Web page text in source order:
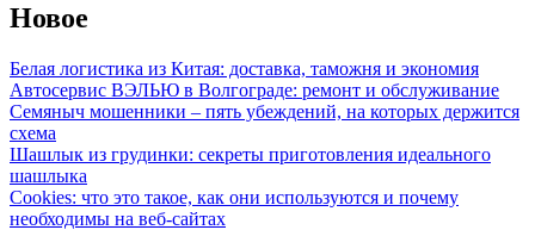
Новое
Белая логистика из Китая: доставка, таможня и экономия
Автосервис ВЭЛЬЮ в Волгограде: ремонт и обслуживание
Семяныч мошенники – пять убеждений, на которых держится
схема
Шашлык из грудинки: секреты приготовления идеального
шашлыка
Cookies: что это такое, как они используются и почему
необходимы на веб-сайтах